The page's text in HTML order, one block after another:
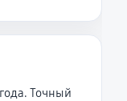
Точный